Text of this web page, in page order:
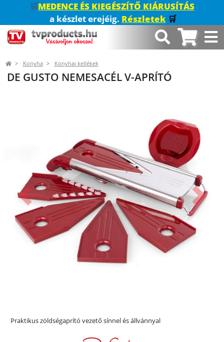
🛒MEDENCE ÉS KIEGÉSZÍTŐ KIÁRUSÍTÁS
a készlet erejéig. Részletek 🛒
Konyha Konyhai kellékek
DE GUSTO NEMESACÉL V-APRÍTÓ
Előző
Praktikus zöldségaprító vezető sínnel és állvánnyal